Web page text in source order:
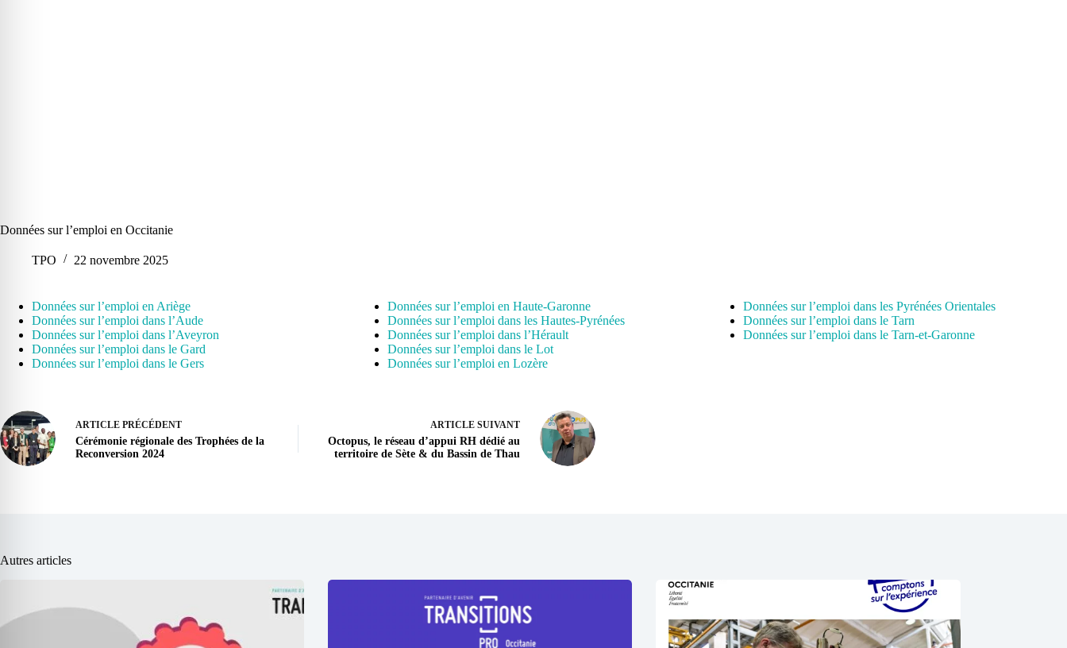
Données sur l’emploi en Occitanie
TPO 22 novembre 2025
Données sur l’emploi en Ariège
Données sur l’emploi dans l’Aude
Données sur l’emploi dans l’Aveyron
Données sur l’emploi dans le Gard
Données sur l’emploi dans le Gers
Données sur l’emploi en Haute-Garonne
Données sur l’emploi dans les Hautes-Pyrénées
Données sur l’emploi dans l’Hérault
Données sur l’emploi dans le Lot
Données sur l’emploi en Lozère
Données sur l’emploi dans les Pyrénées Orientales
Données sur l’emploi dans le Tarn
Données sur l’emploi dans le Tarn-et-Garonne
ARTICLE PRÉCÉDENT
Cérémonie régionale des Trophées de la
Reconversion 2024
ARTICLE SUIVANT
Octopus, le réseau d’appui RH dédié au
territoire de Sète & du Bassin de Thau
Autres articles